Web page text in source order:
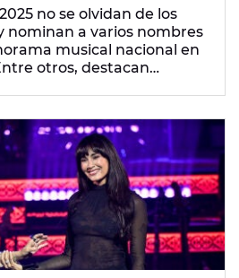
DE AITANA A DANI
no se olvidan de los
nominan a varios nombres
musical nacional en
otros, destacan